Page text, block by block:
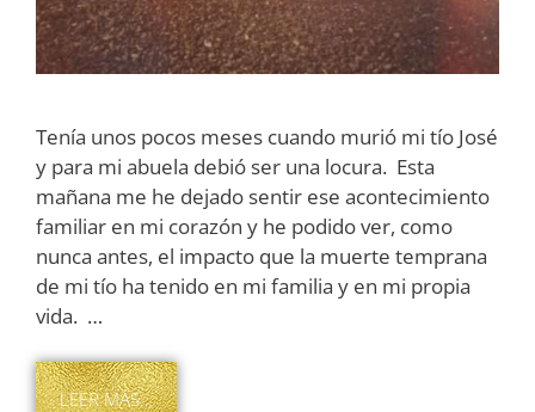
Tenía unos pocos meses cuando murió mi tío José
y para mi abuela debió ser una locura. Esta
mañana me he dejado sentir ese acontecimiento
familiar en mi corazón y he podido ver, como
nunca antes, el impacto que la muerte temprana
de mi tío ha tenido en mi familia y en mi propia
vida. …
LEER MÁS…